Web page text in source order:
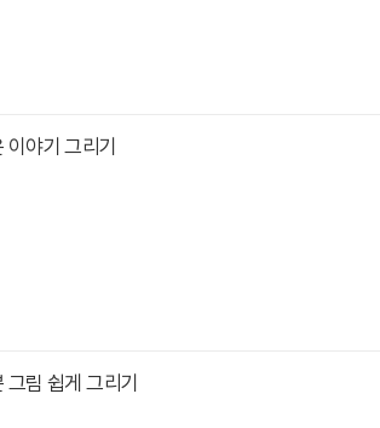
이야기 그리기
그림 쉽게 그리기